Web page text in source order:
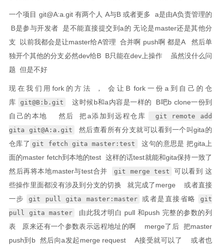
一个项目 git@A:a.git 有两个人 A与B 或者更多 a是由A负责管理的
B是参与开发者 是不能直接提交到a的 无论是master还是其他分
支 以前我都会是让master给A管理 合并啊 push啊 都是A 然后单
独开个其他的分支必然dev给B B只能在dev上操作 虽然没什么问
题 但是不好
现在我们用fork的方法 ， 会让B fork一份a到自己的仓
库 git@B:b.git
这时候b和a内容是一样的 B吧b clone一份到
自己的本地 然后 把a添加到远程仓库
git remote add
gita git@A:a.git
然后查看所有分支就可以看到一个叫gita的
仓库了 git fetch gita master:test
这句的意思是 把gita上
面的master fetch到本地的test 这样的话test就能和gita保持一致了
然后再将本地master与test合并
git merge test
可以看到 这
些操作里面都没有涉及到分支的切换 就完成了merge 或者直接
一步
git pull gita master:master 或者是直接省略
git
pull gita master
由此我才明白 pull 和push 完整的参数的列
表 原来还有一个参数表示远程地址的啊 merge了后 把master
push到b 然后向a发起merge request A接受就可以了 或者也